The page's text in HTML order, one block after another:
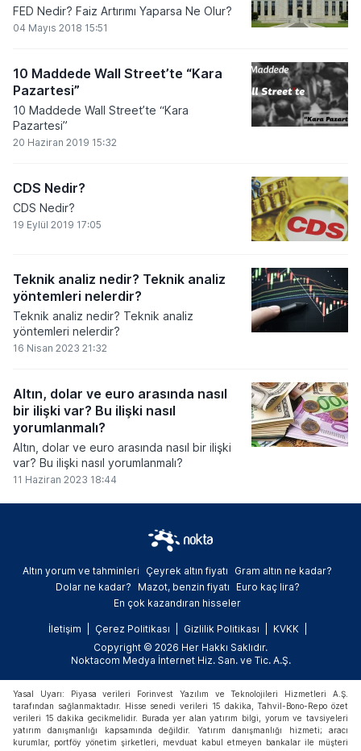
FED Nedir? Faiz Artırımı Yaparsa Ne Olur?
04 Mayıs 2018 15:51
10 Maddede Wall Street’te “Kara
Pazartesi”
10 Maddede Wall Street’te “Kara
Pazartesi”
20 Haziran 2019 15:32
CDS Nedir?
CDS Nedir?
19 Eylül 2019 17:05
Teknik analiz nedir? Teknik analiz
yöntemleri nelerdir?
Teknik analiz nedir? Teknik analiz
yöntemleri nelerdir?
16 Nisan 2023 21:32
Altın, dolar ve euro arasında nasıl
bir ilişki var? Bu ilişki nasıl
yorumlanmalı?
Altın, dolar ve euro arasında nasıl bir ilişki
var? Bu ilişki nasıl yorumlanmalı?
11 Haziran 2023 18:44
Altın yorum ve tahminleri Çeyrek altın fiyatı
Gram altın ne kadar?
Dolar ne kadar?
Mazot, benzin fiyatı
Euro kaç lira?
En çok kazandıran hisseler
İletişim Çerez Politikası Gizlilik Politikası
KVKK
Copyright © 2026 Her Hakkı Saklıdır.
Noktacom Medya İnternet Hiz. San. ve Tic. A.Ş.
Yasal Uyarı: Piyasa verileri Forinvest Yazılım ve Teknolojileri Hizmetleri A.Ş.
tarafından sağlanmaktadır. Hisse senedi verileri 15 dakika, Tahvil-Bono-Repo özet
verileri 15 dakika gecikmelidir. Burada yer alan yatırım bilgi, yorum ve tavsiyeleri
yatırım danışmanlığı kapsamında değildir. Yatırım danışmanlığı hizmeti; aracı
kurumlar, portföy yönetim şirketleri, mevduat kabul etmeyen bankalar ile müşteri